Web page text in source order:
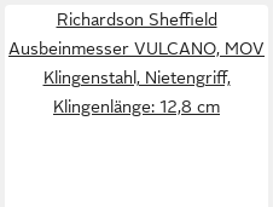
Richardson Sheffield
Ausbeinmesser VULCANO, MOV
Klingenstahl, Nietengriff,
Klingenlänge: 12,8 cm